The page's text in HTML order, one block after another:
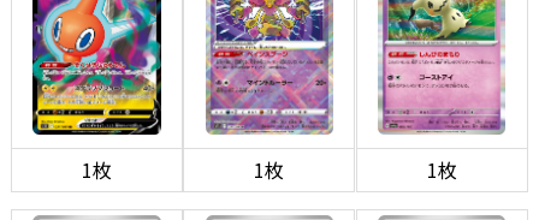
1枚 1枚 1枚